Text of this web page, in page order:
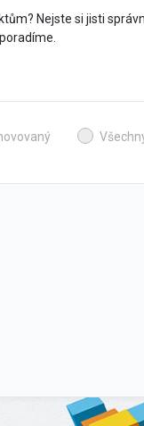
Nejste si jisti